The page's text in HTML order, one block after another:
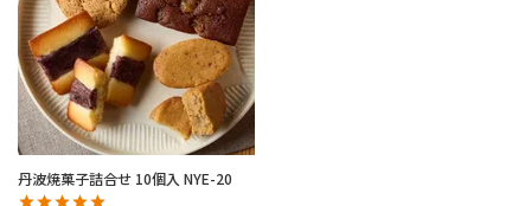
丹波焼菓子詰合せ 10個入 NYE-20